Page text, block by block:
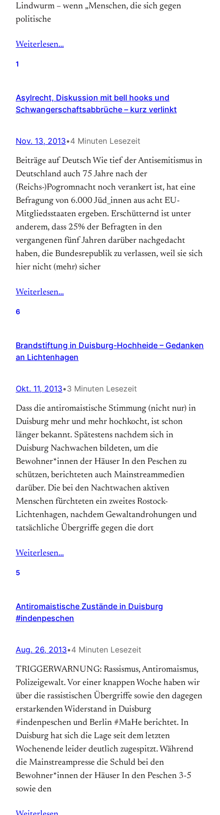
Lindwurm – wenn „Menschen, die sich gegen
politische
Weiterlesen…
1
Asylrecht, Diskussion mit bell hooks und
Schwangerschaftsabbrüche – kurz verlinkt
Nov. 13, 2013•4 Minuten Lesezeit
Beiträge auf Deutsch Wie tief der Antisemitismus in
Deutschland auch 75 Jahre nach der
(Reichs-)Pogromnacht noch verankert ist, hat eine
Befragung von 6.000 Jüd_innen aus acht EU-
Mitgliedsstaaten ergeben. Erschütternd ist unter
anderem, dass 25% der Befragten in den
vergangenen fünf Jahren darüber nachgedacht
haben, die Bundesrepublik zu verlassen, weil sie sich
hier nicht (mehr) sicher
Weiterlesen…
6
Brandstiftung in Duisburg-Hochheide – Gedanken
an Lichtenhagen
Okt. 11, 2013•3 Minuten Lesezeit
Dass die antiromaistische Stimmung (nicht nur) in
Duisburg mehr und mehr hochkocht, ist schon
länger bekannt. Spätestens nachdem sich in
Duisburg Nachwachen bildeten, um die
Bewohner*innen der Häuser In den Peschen zu
schützen, berichteten auch Mainstreammedien
darüber. Die bei den Nachtwachen aktiven
Menschen fürchteten ein zweites Rostock-
Lichtenhagen, nachdem Gewaltandrohungen und
tatsächliche Übergriffe gegen die dort
Weiterlesen…
5
Antiromaistische Zustände in Duisburg
#indenpeschen
Aug. 26, 2013•4 Minuten Lesezeit
TRIGGERWARNUNG: Rassismus, Antiromaismus,
Polizeigewalt. Vor einer knappen Woche haben wir
über die rassistischen Übergriffe sowie den dagegen
erstarkenden Widerstand in Duisburg
#indenpeschen und Berlin #MaHe berichtet. In
Duisburg hat sich die Lage seit dem letzten
Wochenende leider deutlich zugespitzt. Während
die Mainstreampresse die Schuld bei den
Bewohner*innen der Häuser In den Peschen 3-5
sowie den